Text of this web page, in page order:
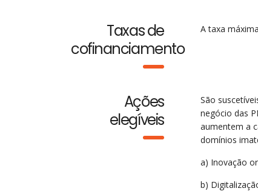
Taxas de
cofinanciamento
A taxa
Ações
elegíveis
São
negócio das
aumentem a
domínios
a) Inovação
b)